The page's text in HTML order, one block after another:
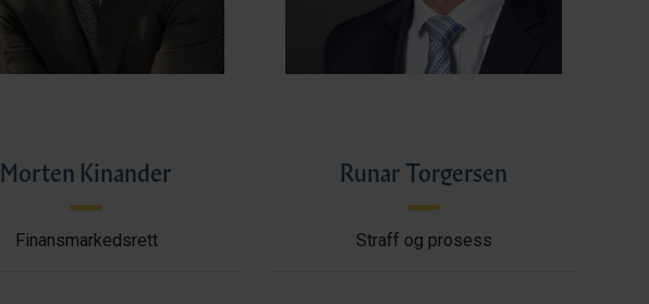
Morten Kinander
Finansmarkedsrett
Runar Torgersen
Straff og prosess